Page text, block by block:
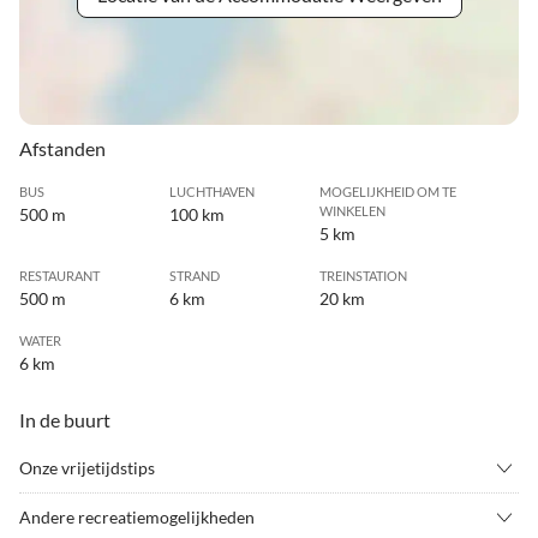
Afstanden
BUS
500 m
LUCHTHAVEN
100 km
MOGELIJKHEID OM TE
WINKELEN
5 km
RESTAURANT
500 m
STRAND
6 km
TREINSTATION
20 km
WATER
6 km
In de buurt
Onze vrijetijdstips
Andere recreatiemogelijkheden